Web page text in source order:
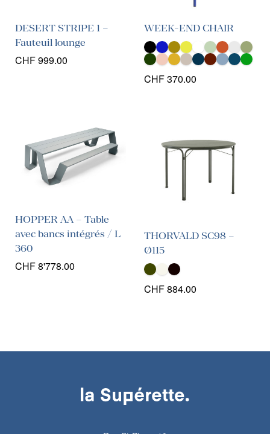
DESERT STRIPE 1 –
Fauteuil lounge
CHF999.00
WEEK-END CHAIR
CHF370.00
HOPPER AA – Table
avec bancs intégrés / L
360
CHF8'778.00
THORVALD SC98 –
Ø115
CHF884.00